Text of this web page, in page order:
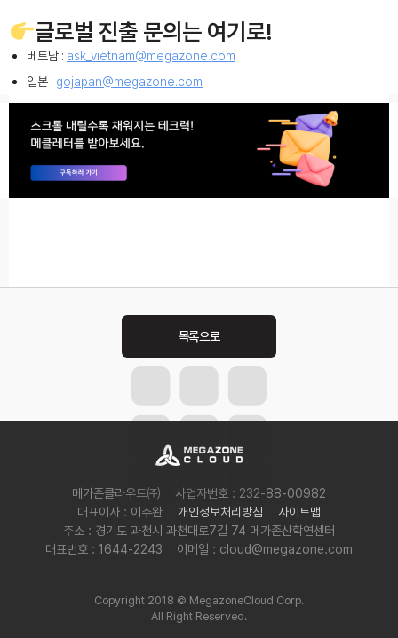
글로벌 진출 문의는 여기로!
베트남 : ask_vietnam@megazone.com
일본 : gojapan@megazone.com
메가존클라우드㈜
사업자번호 : 232-88-00982
대표이사 : 이주완
개인정보처리방침
사이트맵
주소 : 경기도 과천시 과천대로7길 74 메가존산학연센터
대표번호 : 1644-2243
이메일 : cloud@megazone.com
Copyright 2018 © MegazoneCloud Corp.
All Right Reserved.